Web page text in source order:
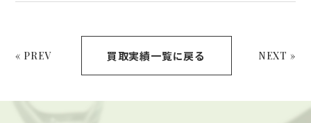
« PREV 買取実績一覧に戻る NEXT »